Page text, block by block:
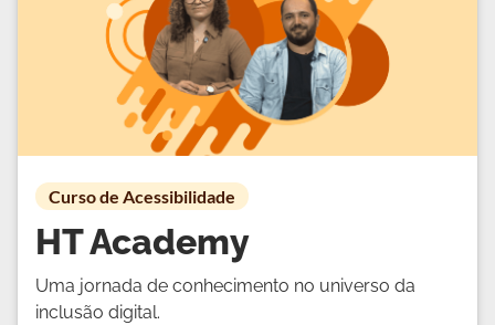
Curso de Acessibilidade
HT Academy
Uma jornada de conhecimento no universo da
inclusão digital.